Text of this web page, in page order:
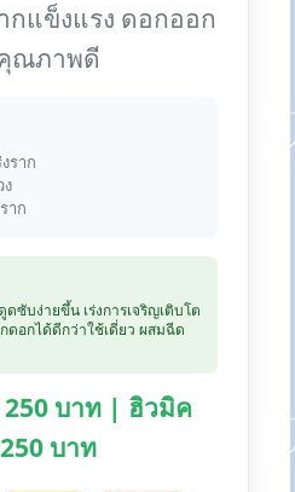
กแข็งแรง ดอกออก
ณภาพดี
ราก
ง
าก
ซับง่ายขึ้น เร่งการเจริญเติบโต
ดอกได้ดีกว่าใช้เดี่ยว ผสมฉีด
250 บาท | ฮิวมิค
บาท